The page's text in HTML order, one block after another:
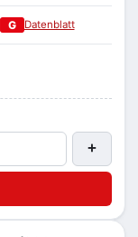
G Datenblatt
+